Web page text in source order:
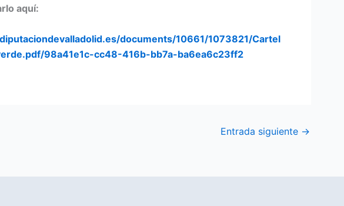
aquí:
documents/10661/1073821/Cartel
98a41e1c-cc48-416b-bb7a-ba6ea6c23ff2
Entrada siguiente →